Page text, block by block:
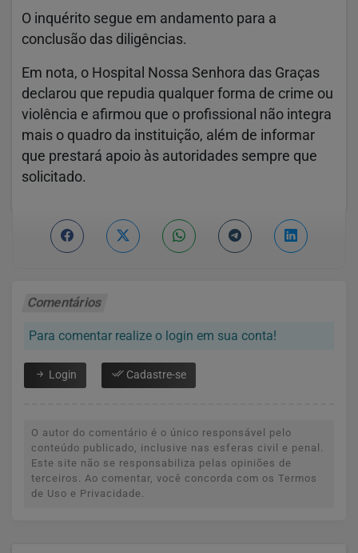
O inquérito segue em andamento para a
conclusão das diligências.
Em nota, o Hospital Nossa Senhora das Graças
declarou que repudia qualquer forma de crime ou
violência e afirmou que o profissional não integra
mais o quadro da instituição, além de informar
que prestará apoio às autoridades sempre que
solicitado.
Comentários
Para comentar realize o login em sua conta!
Login Cadastre-se
O autor do comentário é o único responsável pelo
conteúdo publicado, inclusive nas esferas civil e penal.
Este site não se responsabiliza pelas opiniões de
terceiros. Ao comentar, você concorda com os Termos
de Uso e Privacidade.